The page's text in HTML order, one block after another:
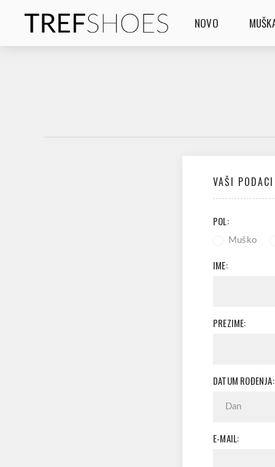
NOVO
VAŠI PODACI
POL:
Muško
IME:
PREZIME:
DATUM ROĐENJA:
E-MAIL: